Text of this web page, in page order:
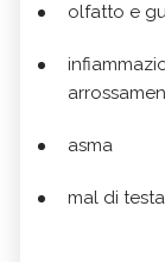
olfatto e
asma
mal di